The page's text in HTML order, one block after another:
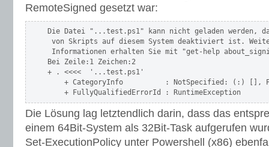
RemoteSigned gesetzt war:
Die Datei "...test.ps1" kann nicht geladen werden,
von Skripts auf diesem System deaktiviert ist.
Informationen erhalten Sie mit "get-help
Bei Zeile:1 Zeichen:2
+ . <<<<  '...test.ps1'
+ CategoryInfo          : NotSpecified: (:) [],
    + FullyQualifiedErrorId : RuntimeException
Die Lösung lag letztendlich darin, dass das
einem 64Bit-System als 32Bit-Task aufgerufen
Set-ExecutionPolicy unter Powershell (x86)